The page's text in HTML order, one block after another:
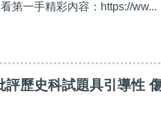
第一手精彩內容：https://ww...
評歷史科試題具引導性